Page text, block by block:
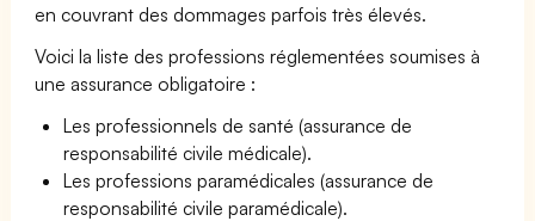
en couvrant des dommages parfois très élevés.
Voici la liste des professions réglementées soumises à
une assurance obligatoire :
Les professionnels de santé (assurance de
responsabilité civile médicale).
Les professions paramédicales (assurance de
responsabilité civile paramédicale).